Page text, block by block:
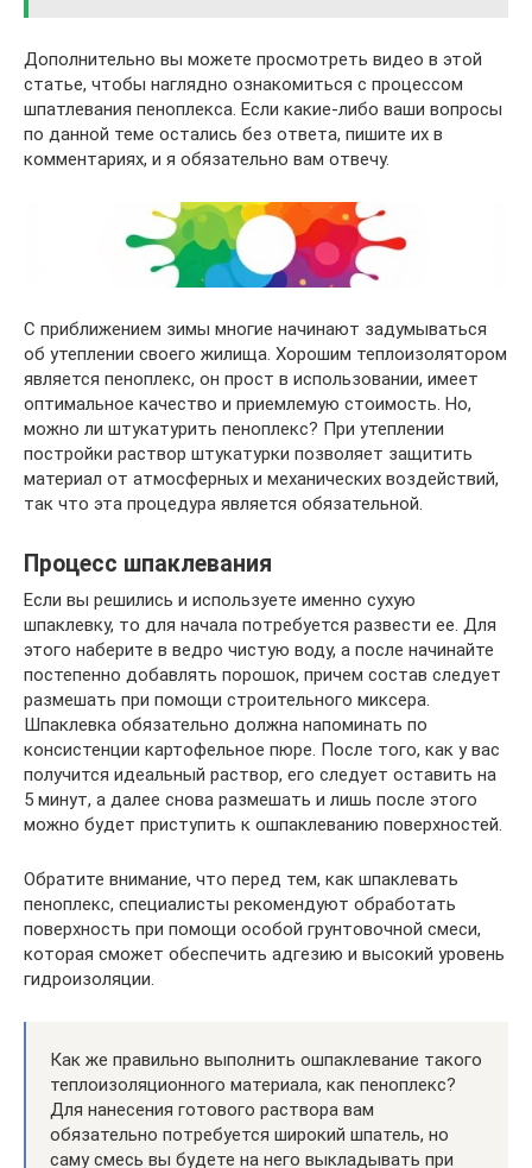
Дополнительно вы можете просмотреть видео в этой
статье, чтобы наглядно ознакомиться с процессом
шпатлевания пеноплекса. Если какие-либо ваши вопросы
по данной теме остались без ответа, пишите их в
комментариях, и я обязательно вам отвечу.
С приближением зимы многие начинают задумываться
об утеплении своего жилища. Хорошим теплоизолятором
является пеноплекс, он прост в использовании, имеет
оптимальное качество и приемлемую стоимость. Но,
можно ли штукатурить пеноплекс? При утеплении
постройки раствор штукатурки позволяет защитить
материал от атмосферных и механических воздействий,
так что эта процедура является обязательной.
Процесс шпаклевания
Если вы решились и используете именно сухую
шпаклевку, то для начала потребуется развести ее. Для
этого наберите в ведро чистую воду, а после начинайте
постепенно добавлять порошок, причем состав следует
размешать при помощи строительного миксера.
Шпаклевка обязательно должна напоминать по
консистенции картофельное пюре. После того, как у вас
получится идеальный раствор, его следует оставить на
5 минут, а далее снова размешать и лишь после этого
можно будет приступить к ошпаклеванию поверхностей.
Обратите внимание, что перед тем, как шпаклевать
пеноплекс, специалисты рекомендуют обработать
поверхность при помощи особой грунтовочной смеси,
которая сможет обеспечить адгезию и высокий уровень
гидроизоляции.
Как же правильно выполнить ошпаклевание такого
теплоизоляционного материала, как пеноплекс?
Для нанесения готового раствора вам
обязательно потребуется широкий шпатель, но
саму смесь вы будете на него выкладывать при